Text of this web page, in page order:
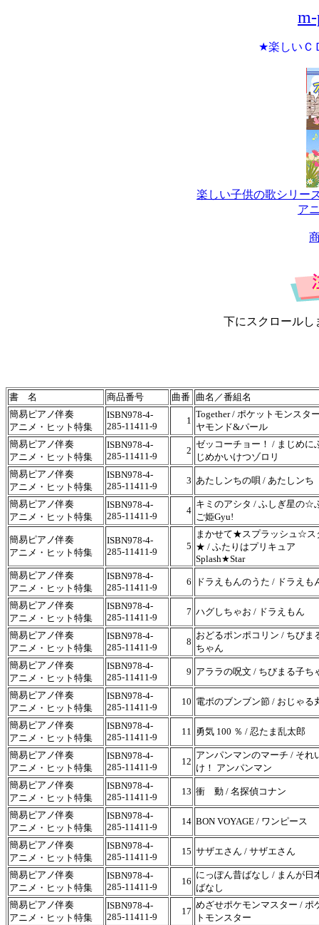
★楽しいＣ
楽しい子供の歌シリ
ア
下にスクロールし
書 名 商品番号 曲番
曲名／番組名
簡易ピアノ伴奏
アニメ・ヒット特集
ISBN978-4-
285-11411-9
1
Together / ポケットモンスタ
ヤモンド&パール
簡易ピアノ伴奏
アニメ・ヒット特集
ISBN978-4-
285-11411-9
2
ゼッコーチョー！ / まじめに
じめかいけつゾロリ
簡易ピアノ伴奏
アニメ・ヒット特集
ISBN978-4-
285-11411-9
3 あたしンちの唄 / あたしンち
簡易ピアノ伴奏
アニメ・ヒット特集
ISBN978-4-
285-11411-9
4
キミのアシタ / ふしぎ星の☆
ご姫Gyu!
簡易ピアノ伴奏
アニメ・ヒット特集
ISBN978-4-
285-11411-9
5
まかせて★スプラッシュ☆ス
★ / ふたりはプリキュア
Splash★Star
簡易ピアノ伴奏
アニメ・ヒット特集
ISBN978-4-
285-11411-9
6 ドラえもんのうた / ドラえも
簡易ピアノ伴奏
アニメ・ヒット特集
ISBN978-4-
285-11411-9
7 ハグしちゃお / ドラえもん
簡易ピアノ伴奏
アニメ・ヒット特集
ISBN978-4-
285-11411-9
8
おどるポンポコリン / ちびま
ちゃん
簡易ピアノ伴奏
アニメ・ヒット特集
ISBN978-4-
285-11411-9
9 アララの呪文 / ちびまる子ち
簡易ピアノ伴奏
アニメ・ヒット特集
ISBN978-4-
285-11411-9
10 電ボのブンブン節 / おじゃる
簡易ピアノ伴奏
アニメ・ヒット特集
ISBN978-4-
285-11411-9
11 勇気 100 ％ / 忍たま乱太郎
簡易ピアノ伴奏
アニメ・ヒット特集
ISBN978-4-
285-11411-9
12
アンパンマンのマーチ / それ
け！ アンパンマン
簡易ピアノ伴奏
アニメ・ヒット特集
ISBN978-4-
285-11411-9
13 衝 動 / 名探偵コナン
簡易ピアノ伴奏
アニメ・ヒット特集
ISBN978-4-
285-11411-9
14 BON VOYAGE / ワンピース
簡易ピアノ伴奏
アニメ・ヒット特集
ISBN978-4-
285-11411-9
15 サザエさん / サザエさん
簡易ピアノ伴奏
アニメ・ヒット特集
ISBN978-4-
285-11411-9
16
にっぽん昔ばなし / まんが日
ばなし
簡易ピアノ伴奏
アニメ・ヒット特集
ISBN978-4-
285-11411-9
17
めざせポケモンマスター / ポ
トモンスター